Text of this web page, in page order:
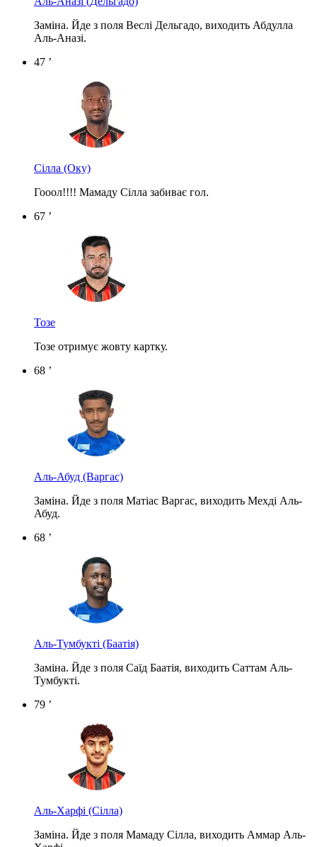
Заміна. Йде з поля Веслі Дельгадо, виходить Абдулла
Аль-Аназі.
47 ’
Сілла (Оку)
Гооол!!!! Мамаду Сілла забиває гол.
67 ’
Тозе
Тозе отримує жовту картку.
68 ’
Аль-Абуд (Варгас)
Заміна. Йде з поля Матіас Варгас, виходить Мехді Аль-
Абуд.
68 ’
Аль-Тумбукті (Баатія)
Заміна. Йде з поля Саїд Баатія, виходить Саттам Аль-
Тумбукті.
79 ’
Аль-Харфі (Сілла)
Заміна. Йде з поля Мамаду Сілла, виходить Аммар Аль-